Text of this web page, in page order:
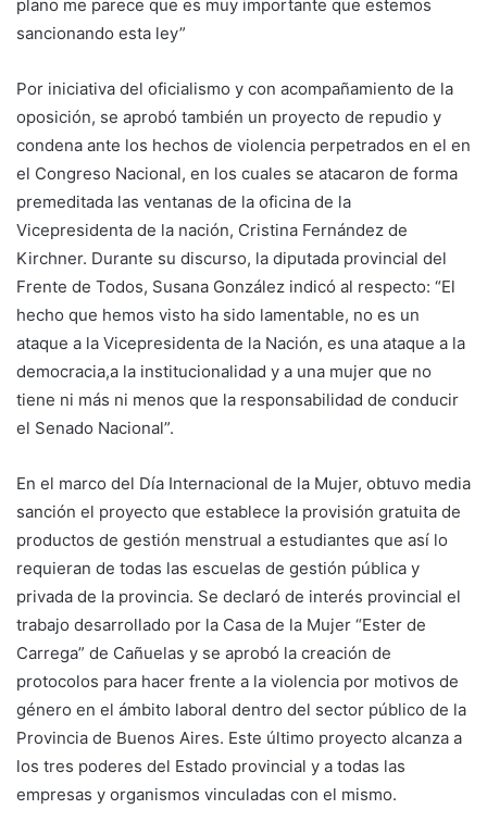
plano me parece que es muy importante que estemos
sancionando esta ley”
Por iniciativa del oficialismo y con acompañamiento de la
oposición, se aprobó también un proyecto de repudio y
condena ante los hechos de violencia perpetrados en el en
el Congreso Nacional, en los cuales se atacaron de forma
premeditada las ventanas de la oficina de la
Vicepresidenta de la nación, Cristina Fernández de
Kirchner. Durante su discurso, la diputada provincial del
Frente de Todos, Susana González indicó al respecto: “El
hecho que hemos visto ha sido lamentable, no es un
ataque a la Vicepresidenta de la Nación, es una ataque a la
democracia,a la institucionalidad y a una mujer que no
tiene ni más ni menos que la responsabilidad de conducir
el Senado Nacional”.
En el marco del Día Internacional de la Mujer, obtuvo media
sanción el proyecto que establece la provisión gratuita de
productos de gestión menstrual a estudiantes que así lo
requieran de todas las escuelas de gestión pública y
privada de la provincia. Se declaró de interés provincial el
trabajo desarrollado por la Casa de la Mujer “Ester de
Carrega” de Cañuelas y se aprobó la creación de
protocolos para hacer frente a la violencia por motivos de
género en el ámbito laboral dentro del sector público de la
Provincia de Buenos Aires. Este último proyecto alcanza a
los tres poderes del Estado provincial y a todas las
empresas y organismos vinculadas con el mismo.